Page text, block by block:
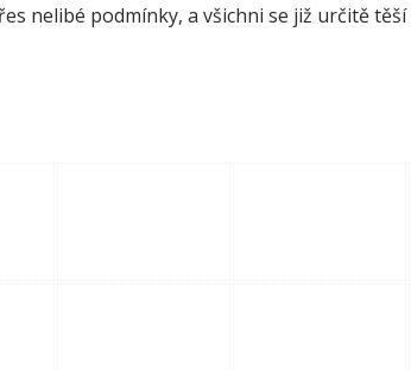
nelibé podmínky, a všichni se již určitě